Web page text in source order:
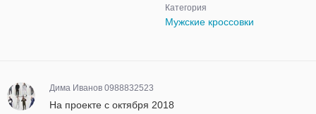
Категория
Мужские кроссовки
Дима Иванов 0988832523
На проекте с октября 2018